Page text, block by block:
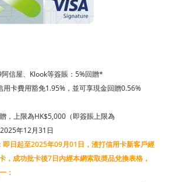
信屋、Klook等簽賬：5%回贈*
用卡費用豁免1.95%，並可享現金回贈0.56%
，上限為HK$5,000（即簽賬上限為
年12月31日
即日起至2025年09月01日，渣打信用卡新客戶經
，成功批卡後7日內經本網索取奬品兌換表格，
：